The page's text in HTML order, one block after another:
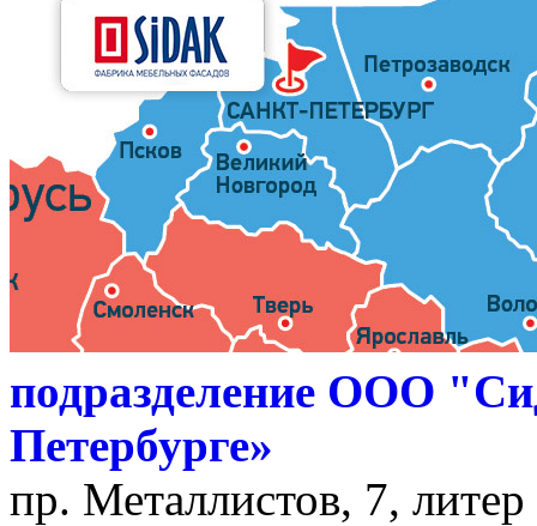
подразделение ООО
Петербурге»
пр. Металлистов, 7,